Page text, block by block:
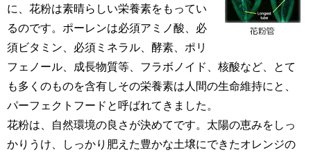
に、花粉は素晴らしい栄養素をもってい
るのです。ポーレンは必須アミノ酸、必
須ビタミン、必須ミネラル、酵素、ポリ
フェノール、成長物質等、フラボノイド、核酸など、とて
も多くのものを含有しその栄養素は人間の生命維持にと、
パーフェクトフードと呼ばれてきました。
花粉は、自然環境の良さが決めてです。太陽の恵みをしっ
かりうけ、しっかり肥えた豊かな土壌にできたオレンジの